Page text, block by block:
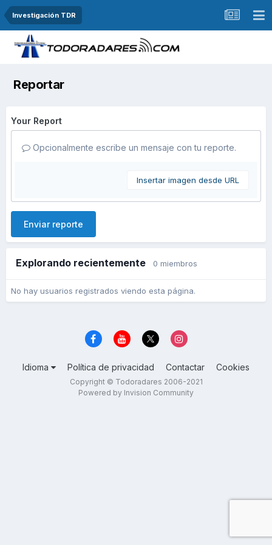
Investigación TDR
Reportar
Your Report
Opcionalmente escribe un mensaje con tu reporte.
Insertar imagen desde URL
Enviar reporte
Explorando recientemente 0 miembros
No hay usuarios registrados viendo esta página.
Idioma Política de privacidad Contactar Cookies
Copyright © Todoradares 2006-2021
Powered by Invision Community